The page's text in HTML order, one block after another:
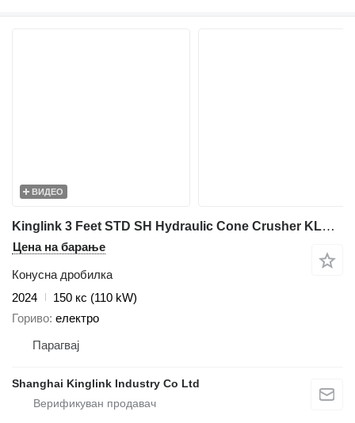
ВИДЕО
Kinglink 3 Feet STD SH Hydraulic Cone Crusher KLC1000 | 100TPH
Цена на барање
Конусна дробилка
2024
150 кс (110 kW)
Гориво електро
Парагвај
Shanghai Kinglink Industry Co Ltd